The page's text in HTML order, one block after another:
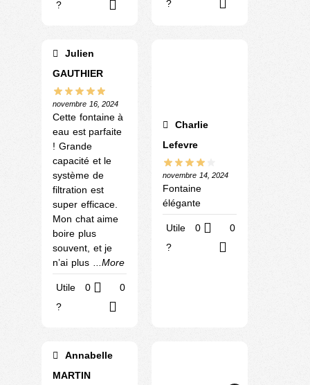
? ?
Julien
GAUTHIER
novembre 16, 2024
Cette fontaine à
eau est parfaite
! Grande
capacité et le
système de
filtration est
super efficace.
Mon chat aime
boire plus
souvent, et je
n’ai plus
...More
Utile
?
0 0
Charlie
Lefevre
novembre 14, 2024
Fontaine
élégante
Utile
?
0 0
Annabelle
MARTIN